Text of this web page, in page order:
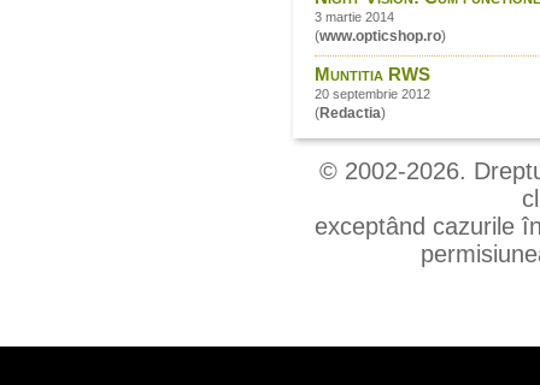
3 martie 2014
(www.opticshop.ro)
Muntitia RWS
20 septembrie 2012
(Redactia)
© 2002-2026.
exceptând cazurile